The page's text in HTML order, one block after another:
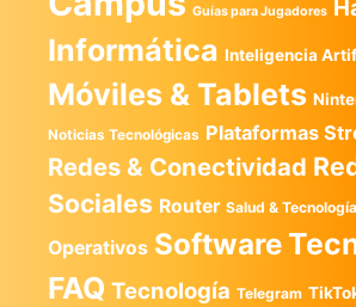
Guías para Jugadores
Informática Inteligencia
Móviles & Tablets
Noticias Tecnológicas Plataformas
Redes & Conectividad
Sociales Router Salud & Tecnología
Operativos Software
FAQ Tecnología Telegram